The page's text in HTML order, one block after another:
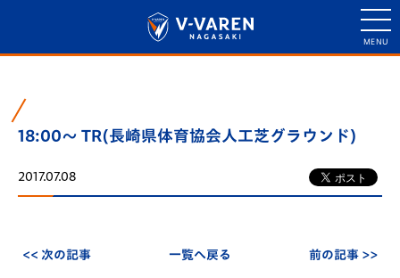
18:00～ TR(長崎県体育協会人工芝グラウンド)
2017.07.08
<< 次の記事 一覧へ戻る 前の記事 >>